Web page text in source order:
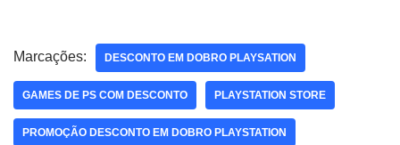
Marcações: DESCONTO EM DOBRO PLAYSATION
GAMES DE PS COM DESCONTO PLAYSTATION STORE
PROMOÇÃO DESCONTO EM DOBRO PLAYSTATION